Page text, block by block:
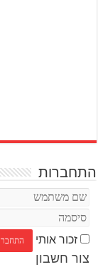
התחברות
זכור אותי
צור חשבון